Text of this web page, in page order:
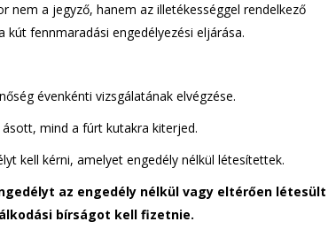
nem a jegyző, hanem az illetékességgel rendelkező
fennmaradási engedélyezési eljárása.
évenkénti vizsgálatának elvégzése.
mind a fúrt kutakra kiterjed.
kell kérni, amelyet engedély nélkül létesítettek.
az engedély nélkül vagy eltérően létesült
bírságot kell fizetnie.